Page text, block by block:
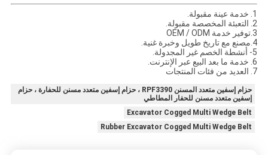
1. خدمة عينة مقبولة.
2. التعبئة المخصصة مقبولة.
3.توفير خدمة OEM / ODM
4.مصنع مع تاريخ طويل وخبرة غنية.
5- أنشطة الخصم غير المجدولة.
6. خدمة ما بعد البيع عبر الإنترنت.
7. العديد من فئات المنتجات
حزام إسفين متعدد المسنن RPF3390 ، حزام إسفين متعدد مسنن للحفارة ، حزام
إسفين متعدد مسنن للحفار المطاطي
Excavator Cogged Multi Wedge Belt
Rubber Excavator Cogged Multi Wedge Belt